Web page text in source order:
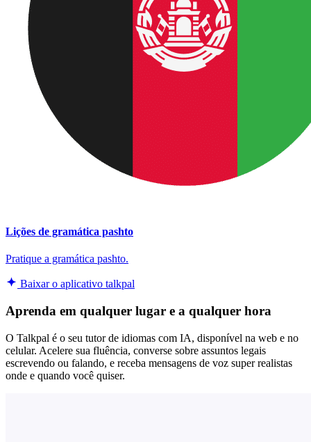
Lições de gramática pashto
Pratique a gramática pashto.
Baixar o aplicativo talkpal
Aprenda em qualquer lugar e a qualquer hora
O Talkpal é o seu tutor de idiomas com IA, disponível na web e no
celular. Acelere sua fluência, converse sobre assuntos legais
escrevendo ou falando, e receba mensagens de voz super realistas
onde e quando você quiser.